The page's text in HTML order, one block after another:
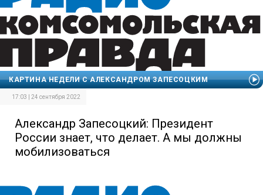
КАРТИНА НЕДЕЛИ С АЛЕКСАНДРОМ ЗАПЕСОЦКИМ
17:03 | 24 сентября 2022
Александр Запесоцкий: Президент
России знает, что делает. А мы должны
мобилизоваться